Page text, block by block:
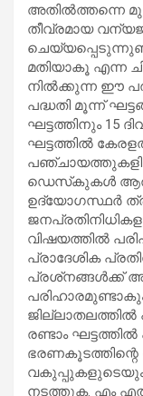
അതിൽത്തന്നെ
തീവ്രമായ
മതിയാകൂ എന്ന
നിൽക്കുന്ന ഈ
പദ്ധതി മൂന്ന്
ഘട്ടത്തിനും 15
ഘട്ടത്തിൽ
ഡെസ്‌കുകൾ
ഉദ്യോഗസ്ഥർ
വിഷയത്തിൽ
പ്രാദേശിക
പ്രശ്‌നങ്ങൾക്ക്
ജില്ലാതലത്തിൽ
രണ്ടാം
നടത്തുക. എം